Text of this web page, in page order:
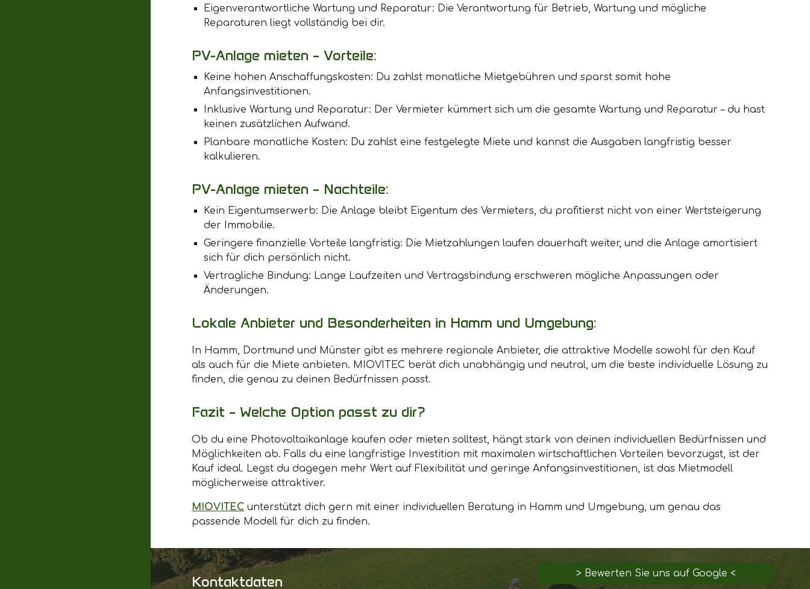
Eigenverantwortliche Wartung und Reparatur: Die Verantwortung für Betrieb, Wartung und mögliche
Reparaturen liegt vollständig bei dir.
PV-Anlage mieten – Vorteile:
Keine hohen Anschaffungskosten: Du zahlst monatliche Mietgebühren und sparst somit hohe
Anfangsinvestitionen.
Inklusive Wartung und Reparatur: Der Vermieter kümmert sich um die gesamte Wartung und Reparatur – du hast
keinen zusätzlichen Aufwand.
Planbare monatliche Kosten: Du zahlst eine festgelegte Miete und kannst die Ausgaben langfristig besser
kalkulieren.
PV-Anlage mieten – Nachteile:
Kein Eigentumserwerb: Die Anlage bleibt Eigentum des Vermieters, du profitierst nicht von einer Wertsteigerung
der Immobilie.
Geringere finanzielle Vorteile langfristig: Die Mietzahlungen laufen dauerhaft weiter, und die Anlage amortisiert
sich für dich persönlich nicht.
Vertragliche Bindung: Lange Laufzeiten und Vertragsbindung erschweren mögliche Anpassungen oder
Änderungen.
Lokale Anbieter und Besonderheiten in Hamm und Umgebung:
In Hamm, Dortmund und Münster gibt es mehrere regionale Anbieter, die attraktive Modelle sowohl für den Kauf
als auch für die Miete anbieten. MIOVITEC berät dich unabhängig und neutral, um die beste individuelle Lösung zu
finden, die genau zu deinen Bedürfnissen passt.
Fazit – Welche Option passt zu dir?
Ob du eine Photovoltaikanlage kaufen oder mieten solltest, hängt stark von deinen individuellen Bedürfnissen und
Möglichkeiten ab. Falls du eine langfristige Investition mit maximalen wirtschaftlichen Vorteilen bevorzugst, ist der
Kauf ideal. Legst du dagegen mehr Wert auf Flexibilität und geringe Anfangsinvestitionen, ist das Mietmodell
möglicherweise attraktiver.
MIOVITEC unterstützt dich gern mit einer individuellen Beratung in Hamm und Umgebung, um genau das
passende Modell für dich zu finden.
Kontaktdaten > Bewerten Sie uns auf Google <